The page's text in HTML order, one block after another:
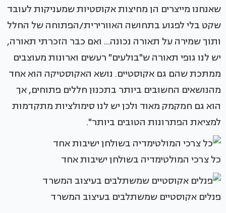
שאנחנו מייצרים הן מחיצות אקוסטיות שמעניקות לעובד
שקט בלי לפגוע בתחושה האוורירית/הפתוחה של החלל
ותוך שמירה על תאורה נכונה... ואם כבר הזכרתי תאורה,
יש לנו גופי תאורה ש"בולעים" רעשים וארונות מעוצבים
ממתכת שהם גם אקוסטיים. נושא האקוסטיקה הוא אחד
מהנושאים החשובים ביותר בתכנון חללים פתוחים, אך
הוא גם חמקמק מאוד ולכן יש לנו סימולציות מתקדמות
למציאת הפתרונות הטובים ביותר".
כל צרכי המולטימדיה בשולחן ישיבות אחד
פנלים אקוסטיים שמשתלבים בעיצוב המשרד